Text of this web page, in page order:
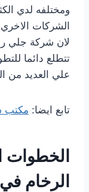
ومختلفه لدي
الشركات الاخري
لان شركة جلي
تتطلع دائما
علي العديد من
تابع ايضا: مكتب
الخطوات
الرخام